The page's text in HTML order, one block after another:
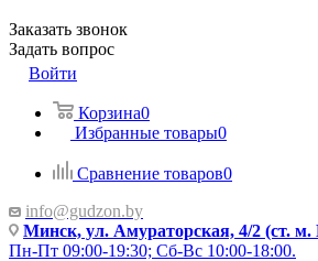
Заказать звонок
Задать вопрос
Войти
Корзина0
Избранные товары0
Сравнение товаров0
info@gudzon.by
Минск, ул. Амураторская, 4/2 (ст.
Пн-Пт 09:00-19:30; Сб-Вс 10:00-18:00.